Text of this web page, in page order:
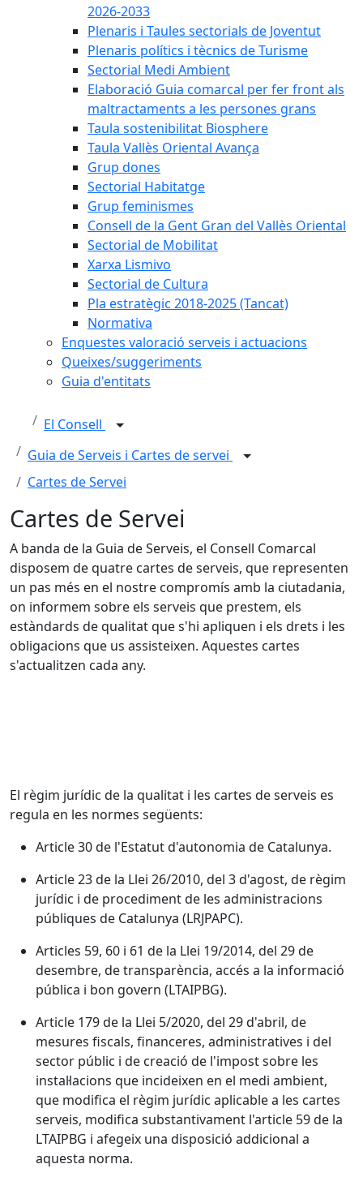
2026-2033
Plenaris i Taules sectorials de Joventut
Plenaris polítics i tècnics de Turisme
Sectorial Medi Ambient
Elaboració Guia comarcal per fer front als
maltractaments a les persones grans
Taula sostenibilitat Biosphere
Taula Vallès Oriental Avança
Grup dones
Sectorial Habitatge
Grup feminismes
Consell de la Gent Gran del Vallès Oriental
Sectorial de Mobilitat
Xarxa Lismivo
Sectorial de Cultura
Pla estratègic 2018-2025 (Tancat)
Normativa
Enquestes valoració serveis i actuacions
Queixes/suggeriments
Guia d'entitats
El Consell
Guia de Serveis i Cartes de servei
Cartes de Servei
Cartes de Servei
A banda de la Guia de Serveis, el Consell Comarcal
disposem de quatre cartes de serveis, que representen
un pas més en el nostre compromís amb la ciutadania,
on informem sobre els serveis que prestem, els
estàndards de qualitat que s'hi apliquen i els drets i les
obligacions que us assisteixen. Aquestes cartes
s'actualitzen cada any.
El règim jurídic de la qualitat i les cartes de serveis es
regula en les normes següents:
Article 30 de l'Estatut d'autonomia de Catalunya.
Article 23 de la Llei 26/2010, del 3 d'agost, de règim
jurídic i de procediment de les administracions
públiques de Catalunya (LRJPAPC).
Articles 59, 60 i 61 de la Llei 19/2014, del 29 de
desembre, de transparència, accés a la informació
pública i bon govern (LTAIPBG).
Article 179 de la Llei 5/2020, del 29 d'abril, de
mesures fiscals, financeres, administratives i del
sector públic i de creació de l'impost sobre les
instal·lacions que incideixen en el medi ambient,
que modifica el règim jurídic aplicable a les cartes
serveis, modifica substantivament l'article 59 de la
LTAIPBG i afegeix una disposició addicional a
aquesta norma.